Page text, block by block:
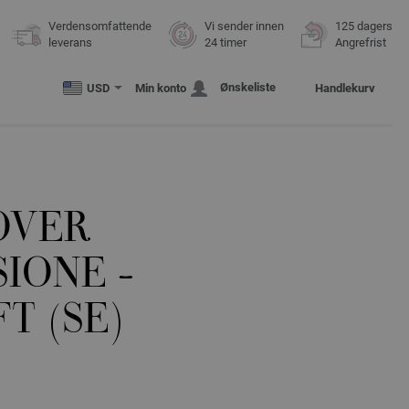
Verdensomfattende
leverans
Vi sender innen
24 timer
125 dagers
Angrefrist
USD Min konto Ønskeliste Handlekurv
-
(SE)